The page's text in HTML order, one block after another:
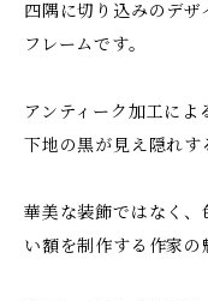
四隅に切り込みのデ
フレームです。
アンティーク加工によ
下地の黒が見え隠れす
華美な装飾ではなく
い額を制作する作家の